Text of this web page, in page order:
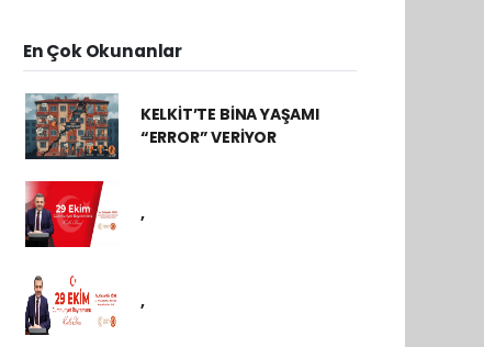
En Çok Okunanlar
KELKİT’TE BİNA YAŞAMI
“ERROR” VERİYOR
,
,